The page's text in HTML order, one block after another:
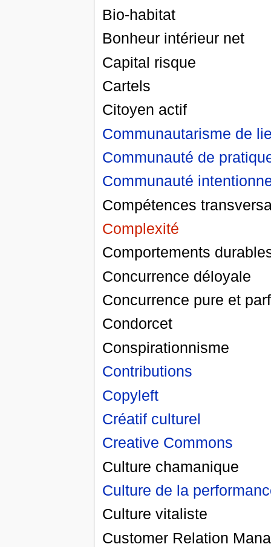
Bio-habitat
Bonheur intérieur net
Capital risque
Cartels
Citoyen actif
Communautarisme de
Communauté de
Communauté
Compétences
Complexité
Comportements
Concurrence déloyale
Concurrence pure et
Condorcet
Conspirationnisme
Contributions
Copyleft
Créatif culturel
Creative Commons
Culture chamanique
Culture de la
Culture vitaliste
Customer Relation